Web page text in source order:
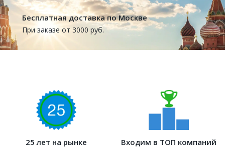
Бесплатная доставка по Москве
При заказе от 3000 руб.
25 лет на рынке Входим в ТОП компаний